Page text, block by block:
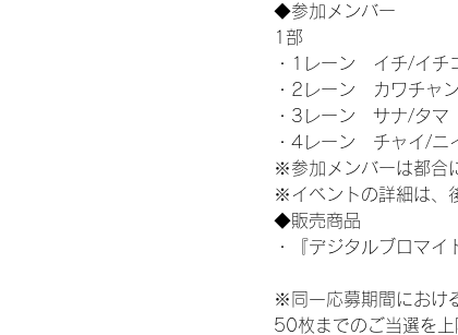
◆参加メンバー
1部
・1レーン　イチ/イチ
・2レーン　カワチャ
・3レーン　サナ/タマ
・4レーン　チャイ/ニ
※参加メンバーは都合
※イベントの詳細は、
◆販売商品
・『デジタルブロマ
※同一応募期間におけ
50枚までのご当選を